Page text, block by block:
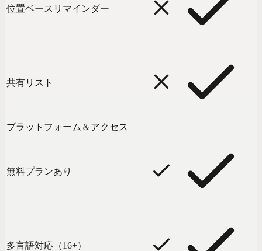
位置ベースリマインダー
共有リスト
プラットフォーム＆アクセス
無料プランあり
多言語対応（16+）